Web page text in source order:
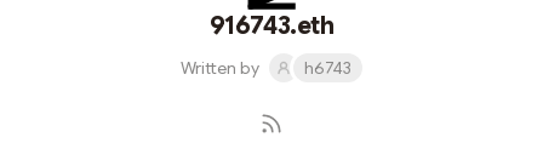
钥存储在能被网络访问的位置。 冷钱包：不联网的钱包，
也叫离线钱包，私钥存储在网络无法访问的位置。 关于硬
件钱包的选择，品牌其实有很多。但是这个市场最老牌销
的应该是 Onekey 。
916743.eth
Written by h6743